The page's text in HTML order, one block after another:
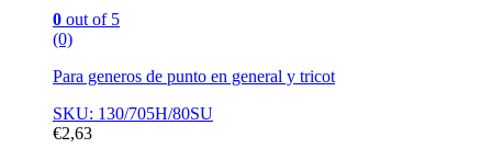
0 out of 5
(0)
Para generos de punto en general y tricot
SKU: 130/705H/80SU
€2,63